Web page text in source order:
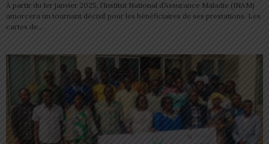
À partir du 1er janvier 2025, l’Institut National d’Assurance Maladie (INAM)
amorcera un tournant décisif pour les bénéficiaires de ses prestations. Les
cartes de...